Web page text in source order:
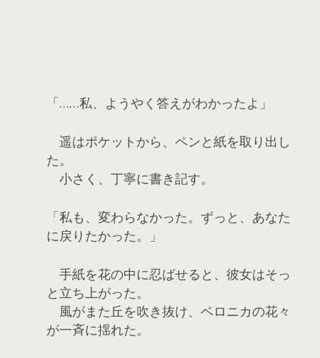
「……私、ようやく答えがわかったよ」
遥はポケットから、ペンと紙を取り出し
た。
小さく、丁寧に書き記す。
「私も、変わらなかった。ずっと、あなた
に戻りたかった。」
手紙を花の中に忍ばせると、彼女はそっ
と立ち上がった。
風がまた丘を吹き抜け、ベロニカの花々
が一斉に揺れた。